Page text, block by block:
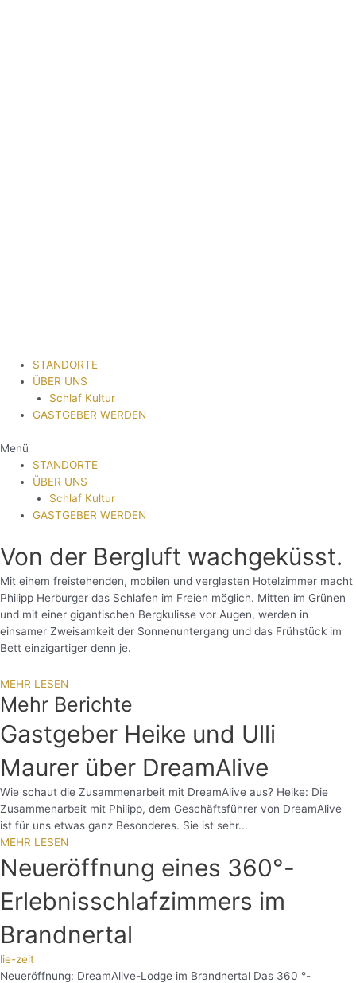
STANDORTE
ÜBER UNS
Schlaf Kultur
GASTGEBER WERDEN
Menü
STANDORTE
ÜBER UNS
Schlaf Kultur
GASTGEBER WERDEN
Von der Bergluft wachgeküsst.
Mit einem freistehenden, mobilen und verglasten Hotelzimmer macht
Philipp Herburger das Schlafen im Freien möglich. Mitten im Grünen
und mit einer gigantischen Bergkulisse vor Augen, werden in
einsamer Zweisamkeit der Sonnenuntergang und das Frühstück im
Bett einzigartiger denn je.
MEHR LESEN
Mehr Berichte
Gastgeber Heike und Ulli
Maurer über DreamAlive
Wie schaut die Zusammenarbeit mit DreamAlive aus? Heike: Die
Zusammenarbeit mit Philipp, dem Geschäftsführer von DreamAlive
ist für uns etwas ganz Besonderes. Sie ist sehr...
MEHR LESEN
Neueröffnung eines 360°-
Erlebnisschlafzimmers im
Brandnertal
lie-zeit
Neueröffnung: DreamAlive-Lodge im Brandnertal Das 360 °-